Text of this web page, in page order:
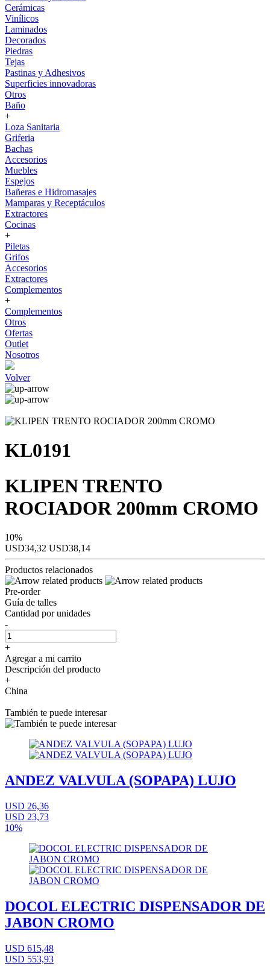
Cerámicas
Vinílicos
Laminados
Decorados
Piedras
Tejas
Pastinas y Adhesivos
Superficies innovadoras
Otros
Baño
+
Loza Sanitaria
Griferia
Bachas
Accesorios
Muebles
Espejos
Bañeras e Hidromasajes
Mamparas y Receptáculos
Extractores
Cocinas
+
Piletas
Grifos
Accesorios
Extractores
Complementos
+
Complementos
Otros
Ofertas
Outlet
Nosotros
Volver
KL0191
KLIPEN TRENTO
ROCIADOR 200mm CROMO
10%
USD34,32 USD38,14
Productos relacionados
Pre-order
Guía de talles
Cantidad por unidades
-
+
Agregar a mi carrito
Descripción del producto
+
China
También te puede interesar
ANDEZ VALVULA (SOPAPA) LUJO
USD 26,36
USD 23,73
10%
DOCOL ELECTRIC DISPENSADOR DE
JABON CROMO
USD 615,48
USD 553,93